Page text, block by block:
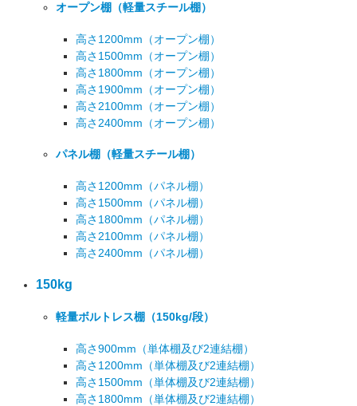
オープン棚 （軽量スチール棚）
高さ1200mm （オープン棚）
高さ1500mm （オープン棚）
高さ1800mm （オープン棚）
高さ1900mm （オープン棚）
高さ2100mm （オープン棚）
高さ2400mm （オープン棚）
パネル棚 （軽量スチール棚）
高さ1200mm （パネル棚）
高さ1500mm （パネル棚）
高さ1800mm （パネル棚）
高さ2100mm （パネル棚）
高さ2400mm （パネル棚）
150kg
軽量ボルトレス棚 （150kg/段）
高さ900mm （単体棚及び2連結棚）
高さ1200mm （単体棚及び2連結棚）
高さ1500mm （単体棚及び2連結棚）
高さ1800mm （単体棚及び2連結棚）